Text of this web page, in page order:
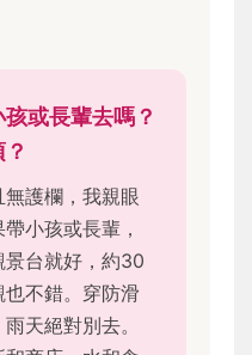
或長輩去嗎？
護欄，我親眼
小孩或長輩，
台就好，約30
不錯。穿防滑
天絕對別去。